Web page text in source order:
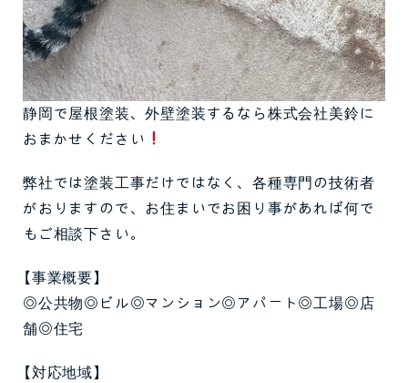
静岡で屋根塗装、外壁塗装するなら株式会社美鈴に
おまかせください
弊社では塗装工事だけではなく、各種専門の技術者
がおりますので、お住まいでお困り事があれば何で
もご相談下さい。
【事業概要】
◎公共物◎ビル◎マンション◎アパート◎工場◎店
舗◎住宅
【対応地域】